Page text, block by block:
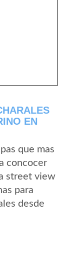
EN
que mas
concocer
street view
para
desde